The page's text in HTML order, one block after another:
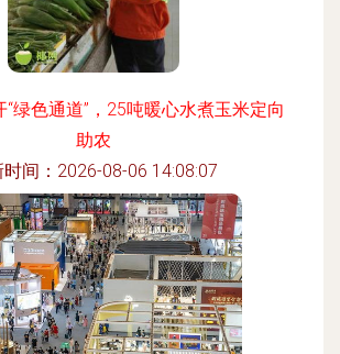
绿色通道”，25吨暖心水煮玉米定向
助农
间：2026-08-06 14:08:07